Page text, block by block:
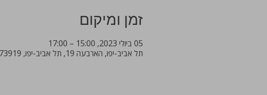
זמן ומיקום
05 ביולי 2023, 15:00 – 17:00
תל אביב-יפו, הארבעה 19, תל אביב-יפו, 6473919, ישראל